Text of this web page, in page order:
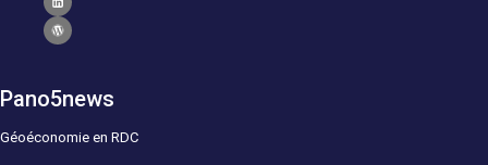
Pano5news
Géoéconomie en RDC